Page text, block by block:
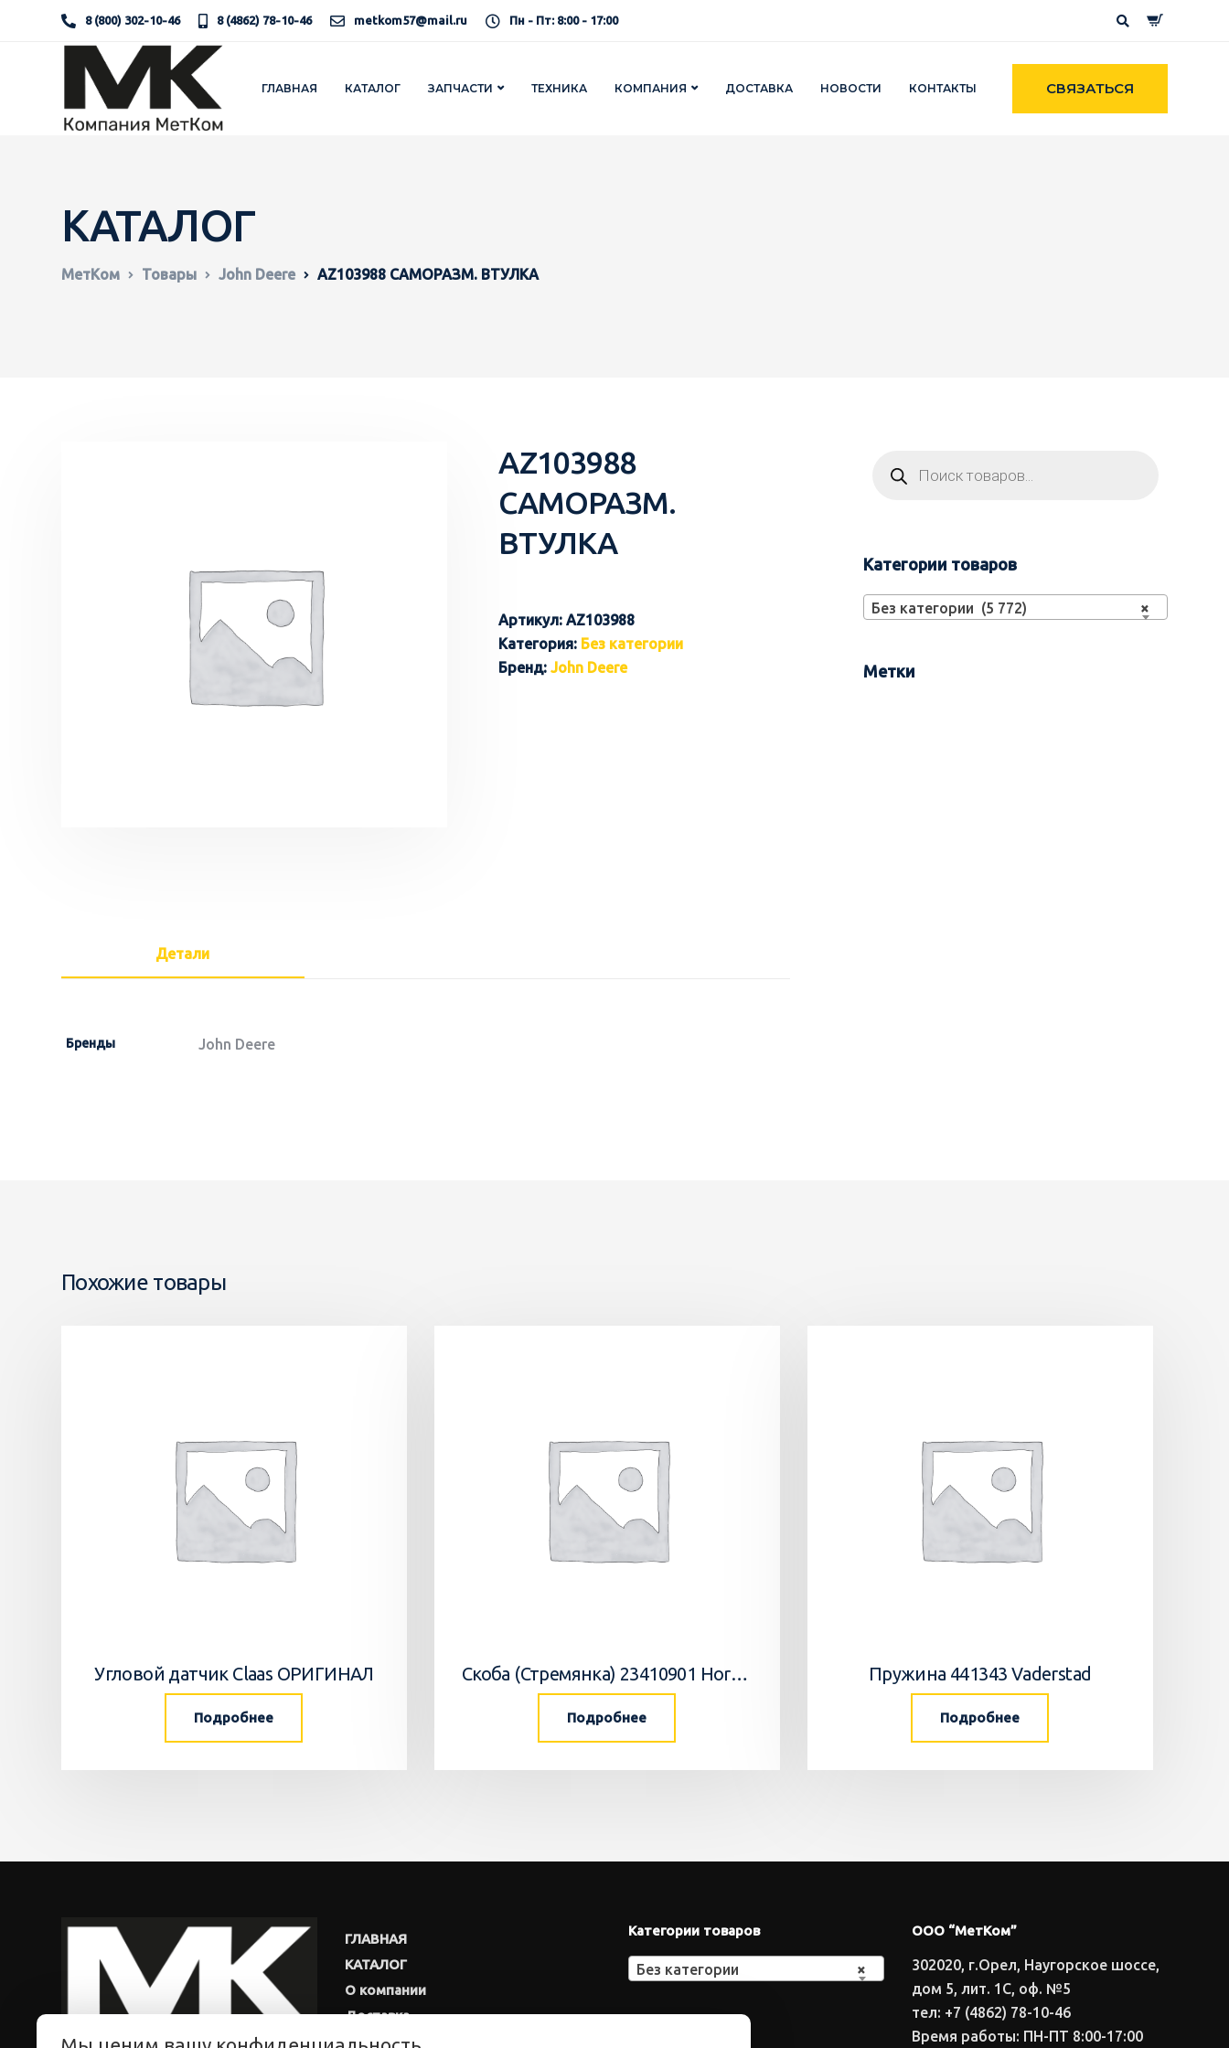
8 (800) 302-10-46 8 (4862) 78-10-46 metkom57@mail.ru Пн - Пт: 8:00 - 17:00
ГЛАВНАЯ КАТАЛОГ ЗАПЧАСТИ ТЕХНИКА КОМПАНИЯ ДОСТАВКА НОВОСТИ КОНТАКТЫ СВЯЗАТЬСЯ
КАТАЛОГ
МетКом Товары John Deere AZ103988 САМОРАЗМ. ВТУЛКА
AZ103988
САМОРАЗМ.
ВТУЛКА
Артикул: AZ103988
Категория: Без категории
Бренд: John Deere
Детали
Бренды John Deere
Категории товаров
×
Без категории (5 772)
Метки
Похожие товары
Угловой датчик Claas ОРИГИНАЛ
Подробнее
Скоба (Стремянка) 23410901 Horsch
Подробнее
Пружина 441343 Vaderstad
Подробнее
ГЛАВНАЯ
КАТАЛОГ
О компании
Доставка
Новости
Категории товаров
×
Без категории
ООО “МетКом”
302020, г.Орел, Наугорское шоссе,
дом 5, лит. 1С, оф. №5
тел: +7 (4862) 78-10-46
Время работы: ПН-ПТ 8:00-17:00